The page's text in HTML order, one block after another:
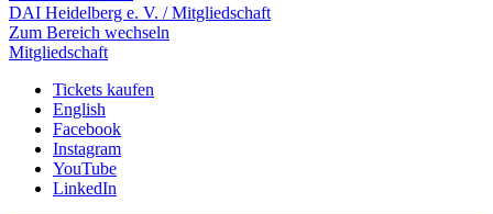
DAI Heidelberg e. V. / Mitgliedschaft
Zum Bereich wechseln
Mitgliedschaft
Tickets kaufen
English
Facebook
Instagram
YouTube
LinkedIn